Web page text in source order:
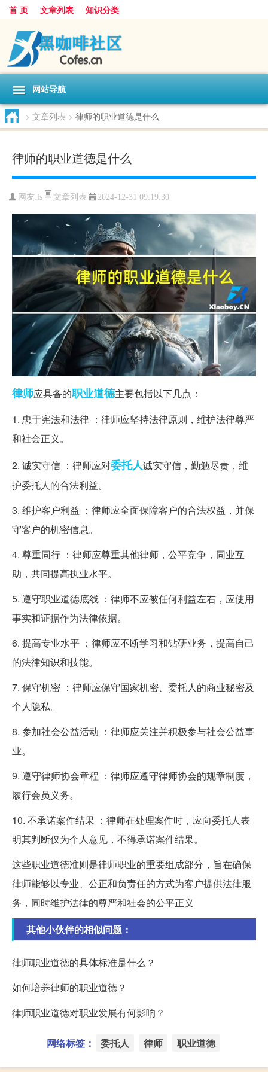
首 页 文章列表 知识分类
网站导航
> 文章列表 > 律师的职业道德是什么
律师的职业道德是什么
网友: ls 文章列表 2024-12-31 09:19:30
律师应具备的职业道德主要包括以下几点：
1. 忠于宪法和法律 ：律师应坚持法律原则，维护法律尊严
和社会正义。
2. 诚实守信 ：律师应对委托人诚实守信，勤勉尽责，维
护委托人的合法利益。
3. 维护客户利益 ：律师应全面保障客户的合法权益，并保
守客户的机密信息。
4. 尊重同行 ：律师应尊重其他律师，公平竞争，同业互
助，共同提高执业水平。
5. 遵守职业道德底线 ：律师不应被任何利益左右，应使用
事实和证据作为法律依据。
6. 提高专业水平 ：律师应不断学习和钻研业务，提高自己
的法律知识和技能。
7. 保守机密 ：律师应保守国家机密、委托人的商业秘密及
个人隐私。
8. 参加社会公益活动 ：律师应关注并积极参与社会公益事
业。
9. 遵守律师协会章程 ：律师应遵守律师协会的规章制度，
履行会员义务。
10. 不承诺案件结果 ：律师在处理案件时，应向委托人表
明其判断仅为个人意见，不得承诺案件结果。
这些职业道德准则是律师职业的重要组成部分，旨在确保
律师能够以专业、公正和负责任的方式为客户提供法律服
务，同时维护法律的尊严和社会的公平正义
其他小伙伴的相似问题：
律师职业道德的具体标准是什么？
如何培养律师的职业道德？
律师职业道德对职业发展有何影响？
网络标签： 委托人 律师 职业道德